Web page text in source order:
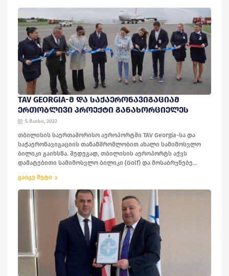
TAV GEORGIA-Მ ᲓᲐ ᲡᲐᲥᲐᲔᲠᲝᲜᲐᲕᲘᲒᲐᲪᲘᲐᲛ
ᲔᲠᲗᲝᲑᲚᲘᲕᲘ ᲞᲠᲝᲔᲥᲢᲘ ᲒᲐᲜᲐᲮᲝᲠᲪᲘᲔᲚᲔᲡ
5 მაისი, 2022
თბილისის საერთაშორისო აეროპორტში TAV Georgia-სა და
საქაერონავიგაციის თანამშრომლობით ახალი სამიმოსვლო
ბილიკი გაიხსნა. შედეგად, თბილისის აეროპორტს აქვს
დამატებითი სამიმოსვლო ბილიკი (Golf) და მოსაბრუნებე...
გაიგე მეტი